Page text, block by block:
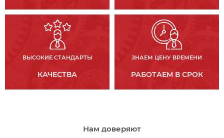
ВЫСОКИЕ СТАНДАРТЫ
КАЧЕСТВА
ЗНАЕМ ЦЕНУ ВРЕМЕНИ
РАБОТАЕМ В СРОК
Нам доверяют